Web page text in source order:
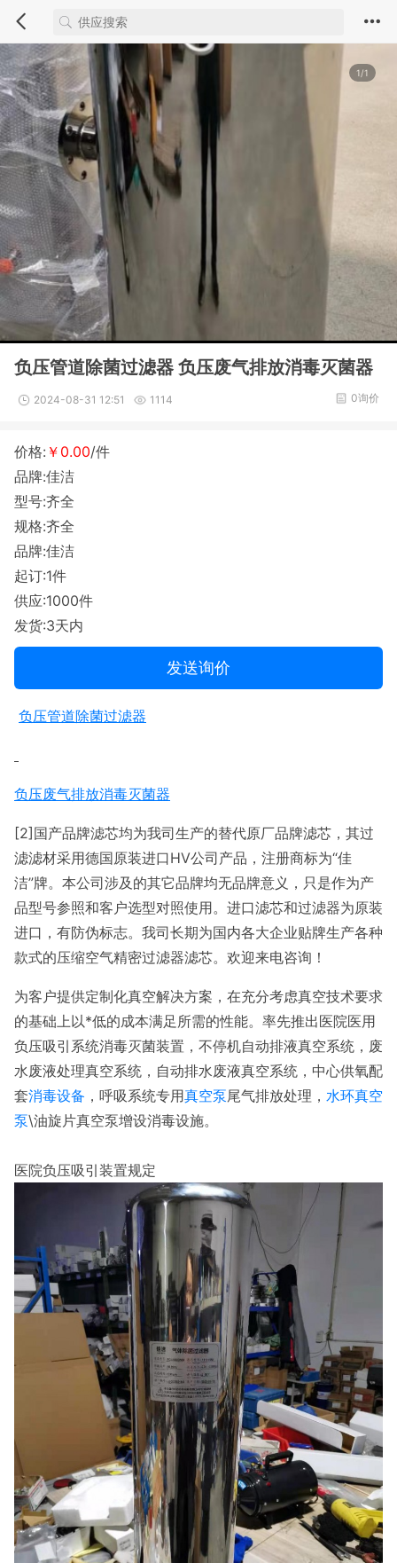
1/1
负压管道除菌过滤器 负压废气排放消毒灭菌器
2024-08-31 12:51 1114 0询价
价格: ￥0.00/件
品牌:佳洁
型号:齐全
规格:齐全
品牌:佳洁
起订:1件
供应:1000件
发货:3天内
发送询价
负压管道除菌过滤器
负压废气排放消毒灭菌器
[2]国产品牌滤芯均为我司生产的替代原厂品牌滤芯，其过
滤滤材采用德国原装进口HV公司产品，注册商标为“佳
洁”牌。本公司涉及的其它品牌均无品牌意义，只是作为产
品型号参照和客户选型对照使用。进口滤芯和过滤器为原装
进口，有防伪标志。我司长期为国内各大企业贴牌生产各种
款式的压缩空气精密过滤器滤芯。欢迎来电咨询！
为客户提供定制化真空解决方案，在充分考虑真空技术要求
的基础上以*低的成本满足所需的性能。率先推出医院医用
负压吸引系统消毒灭菌装置，不停机自动排液真空系统，废
水废液处理真空系统，自动排水废液真空系统，中心供氧配
套消毒设备 ，呼吸系统专用真空泵尾气排放处理， 水环真空
泵\油旋片真空泵增设消毒设施。
医院负压吸引装置规定